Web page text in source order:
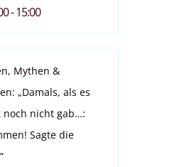
- 15:00
Mythen &
„Damals, als es
noch nicht gab…:
Sagte die